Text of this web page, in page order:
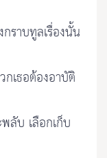
ราบทูลเรื่องนั้น
เธอต้องอาบัติ
ลับ เลือกเก็บ